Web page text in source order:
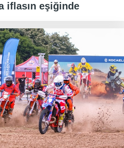
iflasın eşiğinde